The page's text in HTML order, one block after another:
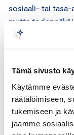
Tämä sivusto
Käytämme
räätälöimiseen,
tukemiseen ja
jaamme
sosiaali- tai
mutta
Kotamäki sanoo.
hartiavoimin
”Paljon pitää
ja vielä nopealla